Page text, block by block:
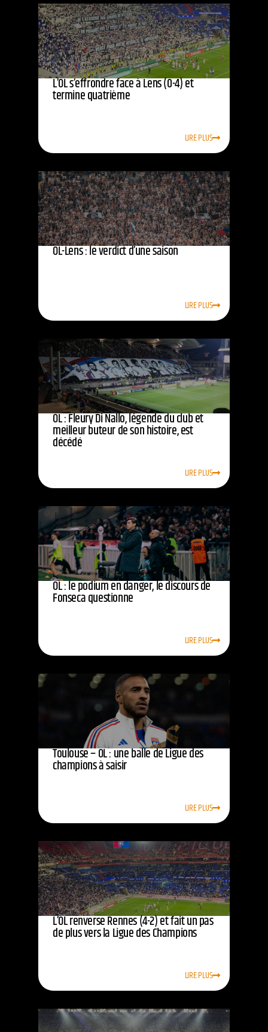
L’OL s’effrondre face à Lens (0-4) et
termine quatrième
LIRE PLUS
OL-Lens : le verdict d’une saison
LIRE PLUS
OL : Fleury Di Nallo, légende du club et
meilleur buteur de son histoire, est
décédé
LIRE PLUS
OL : le podium en danger, le discours de
Fonseca questionne
LIRE PLUS
Toulouse – OL : une balle de Ligue des
champions à saisir
LIRE PLUS
L’OL renverse Rennes (4-2) et fait un pas
de plus vers la Ligue des Champions
LIRE PLUS